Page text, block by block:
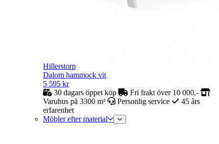
Hillerstorp
Dalom hammock vit
5 595 kr
30 dagars öppet köp
Fri frakt över 10 000,-
Varuhus på 3300 m²
Personlig service
45 års
erfarenhet
Möbler efter material